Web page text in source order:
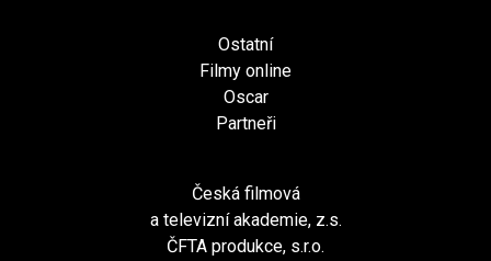
Ostatní
Filmy online
Oscar
Partneři
Česká filmová
a televizní akademie, z.s.
ČFTA produkce, s.r.o.